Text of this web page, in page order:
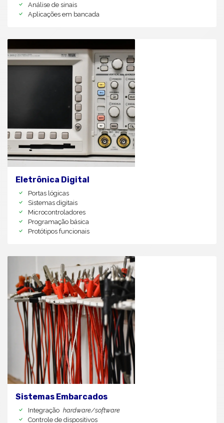
Análise de sinais
Aplicações em bancada
Eletrônica Digital
Portas lógicas
Sistemas digitais
Microcontroladores
Programação básica
Protótipos funcionais
Sistemas Embarcados
Integração hardware/software
Controle de dispositivos